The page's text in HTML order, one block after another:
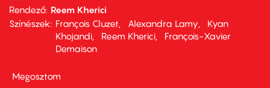
Rendező Reem Kherici
Színészek
François Cluzet Alexandra Lamy
Kyan
Khojandi
Reem Kherici
François-Xavier
Demaison
Megosztom